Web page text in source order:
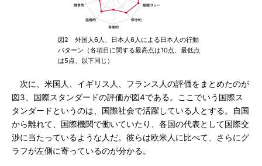
図2 外国人6人、日本人6人による日本人の行動
パターン（各項目に関する最高点は10点、最低点
は5点、以下同じ）
次に、米国人、イギリス人、フランス人の評価をまとめたのが
図3、国際スタンダードの評価が図4である。ここでいう国際ス
タンダードというのは、国際社会で活躍している人とする。自国
から離れて、国際機関で働いていたり、各国の代表として国際交
渉に当たっているような人だ。彼らは欧米人に比べて、さらにグ
ラフが左側に寄っているのが分かる。